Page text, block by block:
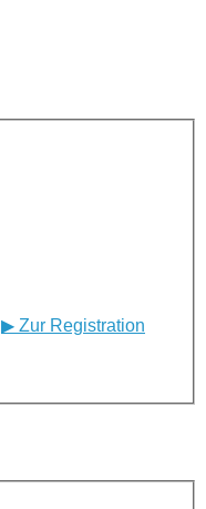
▶ Zur Registration